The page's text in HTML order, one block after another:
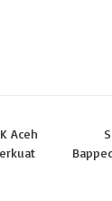
Aceh